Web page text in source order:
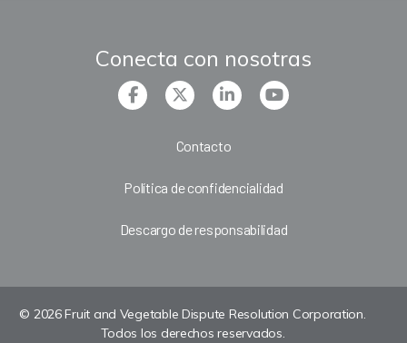
Conecta con nosotras
Contacto
Política de confidencialidad
Descargo de responsabilidad
© 2026 Fruit and Vegetable Dispute Resolution Corporation.
Todos los derechos reservados.